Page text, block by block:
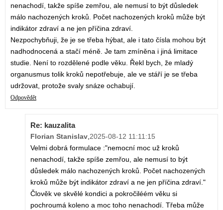
nenachodí, takže spíše zemřou, ale nemusí to být důsledek
málo nachozených kroků. Počet nachozených kroků může být
indikátor zdraví a ne jen příčina zdraví.
Nezpochybňuji, že je se třeba hýbat, ale i tato čísla mohou být
nadhodnocená a stačí méně. Je tam zmíněna i jiná limitace
studie. Není to rozdělené podle věku. Řekl bych, že mladý
organusmus tolik kroků nepotřebuje, ale ve stáří je se třeba
udržovat, protože svaly snáze ochabují.
Odpovědět
Re: kauzalita
Florian Stanislav,2025-08-12 11:11:15
Velmi dobrá formulace :"nemocní moc už kroků
nenachodí, takže spíše zemřou, ale nemusí to být
důsledek málo nachozených kroků. Počet nachozených
kroků může být indikátor zdraví a ne jen příčina zdraví."
Člověk ve skvělé kondici a pokročiléém věku si
pochroumá koleno a moc toho nenachodí. Třeba může